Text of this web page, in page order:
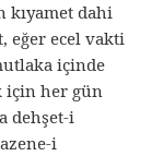
kıyamet dahi
eğer ecel vakti
içinde
için her gün
dehşet-i
i